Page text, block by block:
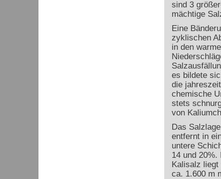
sind 3
mächtige
Eine
zyklischen
in den
es bildete
die
chemische
stets
von
Das
entfernt in
untere
14 und
Kalisalz liegt
ca. 1.600 m